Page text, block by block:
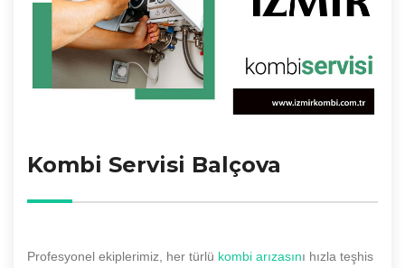
Kombi Servisi Balçova
Profesyonel ekiplerimiz, her türlü kombi arızasını hızla teşhis